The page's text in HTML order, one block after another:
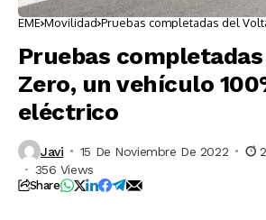
EME Movilidad Pruebas completadas del
Pruebas
Zero, un vehículo
eléctrico
Javi 15 De Noviembre De 2022
356 Views
Share